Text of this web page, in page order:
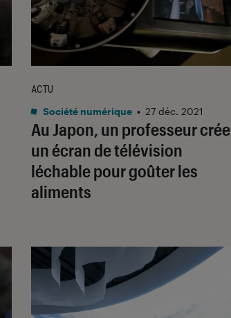
Au Japon, un professeur crée
un écran de télévision
léchable pour goûter les
aliments
ACTU
Société numérique • 27 déc. 2021